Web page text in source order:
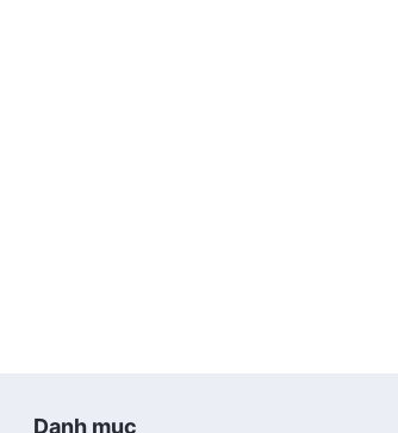
Danh mục